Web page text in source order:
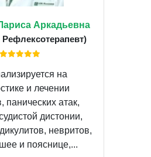
Аркадьевна
на
и лечении
панических атак,
дистонии,
невритов,
и пояснице,...